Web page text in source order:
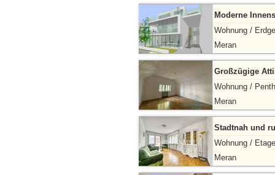
Moderne
Wohnung /
Meran
Großzügige
Wohnung /
Meran
Stadtnah und
Wohnung / Etage
Meran